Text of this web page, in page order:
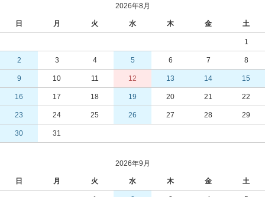
2026年8月
日 月 火 水 木 金 土
1
2 3 4 5 6 7 8
9 10 11 12 13 14 15
16 17 18 19 20 21 22
23 24 25 26 27 28 29
30 31
2026年9月
日 月 火 水 木 金 土